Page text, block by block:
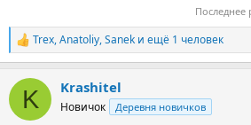
Последнее
Р
е
к
и
Trex,Anatoliy,Sanek и ещё 1 человек
K Krashitel
Новичок Деревня новичков